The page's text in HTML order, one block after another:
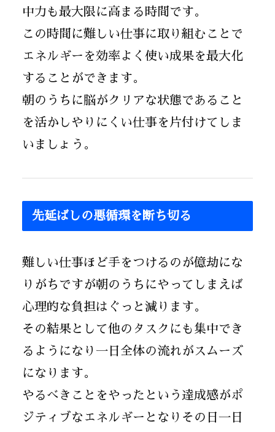
中力も最大限に高まる時間です。
この時間に難しい仕事に取り組むことで
エネルギーを効率よく使い成果を最大化
することができます。
朝のうちに脳がクリアな状態であること
を活かしやりにくい仕事を片付けてしま
いましょう。
先延ばしの悪循環を断ち切る
難しい仕事ほど手をつけるのが億劫にな
りがちですが朝のうちにやってしまえば
心理的な負担はぐっと減ります。
その結果として他のタスクにも集中でき
るようになり一日全体の流れがスムーズ
になります。
やるべきことをやったという達成感がポ
ジティブなエネルギーとなりその日一日